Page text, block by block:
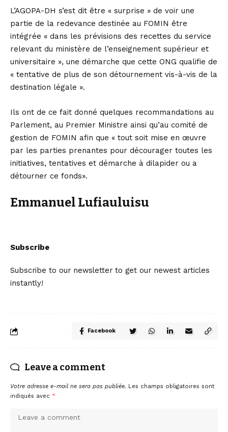
L’AGOPA-DH s’est dit être « surprise » de voir une
partie de la redevance destinée au FOMIN être
intégrée « dans les prévisions des recettes du service
relevant du ministère de l’enseignement supérieur et
universitaire », une démarche que cette ONG qualifie de
« tentative de plus de son détournement vis-à-vis de la
destination légale ».
Ils ont de ce fait donné quelques recommandations au
Parlement, au Premier Ministre ainsi qu’au comité de
gestion de FOMIN afin que « tout soit mise en œuvre
par les parties prenantes pour décourager toutes les
initiatives, tentatives et démarche à dilapider ou a
détourner ce fonds».
Emmanuel Lufiauluisu
Subscribe
Subscribe to our newsletter to get our newest articles
instantly!
Facebook
Leave a comment
Votre adresse e-mail ne sera pas publiée. Les champs obligatoires sont
indiqués avec *